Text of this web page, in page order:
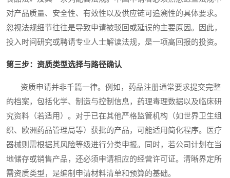
对产品质量、安全性、有效性以及供应链可追溯性的具体要求。
忽视法规细节往往是导致申请被驳回或延误的主要原因。因此，
投入时间研究或聘请专业人士解读法规，是一项高回报的投资。
第三步：资质类型选择与路径确认
资质申请并非千篇一律。例如，药品注册通常要求提交完整
的档案，包括化学、制造与控制信息，药理毒理数据以及临床研
究资料（若适用）。对于已在其他严格监管机构（如世界卫生组
织、欧洲药品管理局等）获批的产品，可能适用简化程序。医疗
器械则需根据其风险等级进行分类申报。同时，若公司计划在当
地储存或销售产品，还必须申请相应的经营许可证。清晰界定所
需资质类型，是编制申请材料清单和预算的基础。